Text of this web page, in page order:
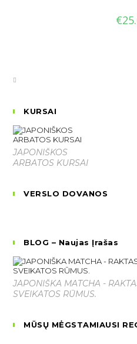
€
KURSAI
JAPONIŠKOS
ARBATOS KURSAI
VERSLO DOVANOS
BLOG – Naujas Įrašas
JAPONIŠKA MATCHA -
SVEIKATOS RŪMUS.
MŪSŲ MĖGSTAMIAUSI